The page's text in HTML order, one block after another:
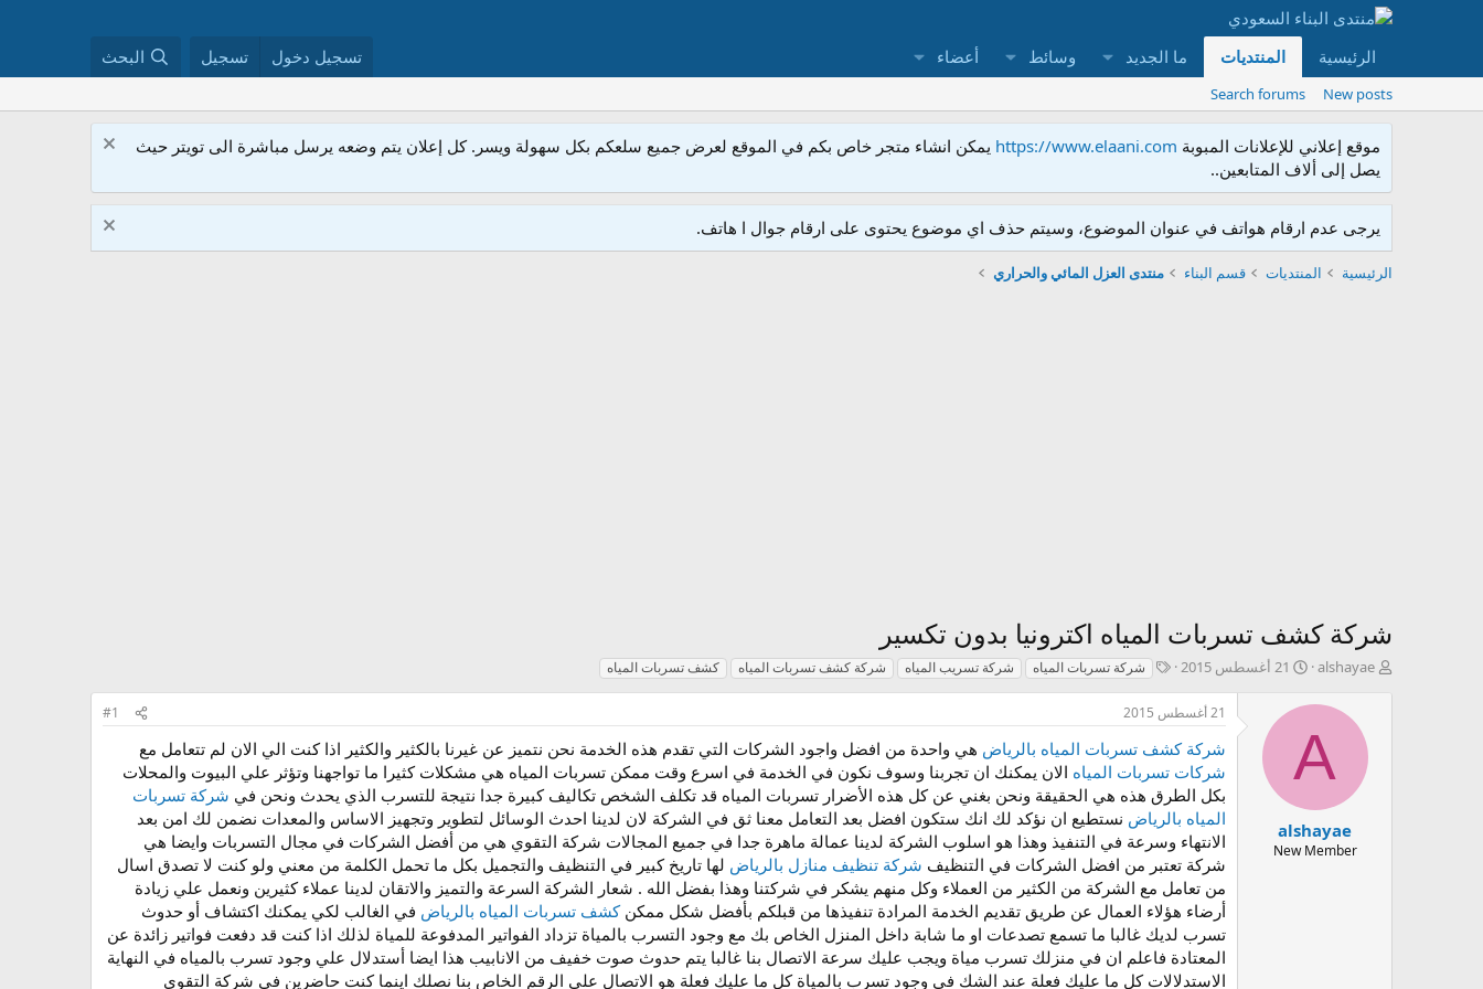
الرئيسية المنتديات ما الجديد وسائط أعضاء تسجيل دخول تسجيل البحث
New posts
Search forums
موقع إعلاني للإعلانات المبوبة https://www.elaani.com يمكن انشاء متجر خاص بكم في الموقع لعرض جميع سلعكم بكل سهولة ويسر. كل إعلان يتم وضعه يرسل مباشرة الى تويتر حيث
يصل إلى ألاف المتابعين..
يرجى عدم ارقام هواتف في عنوان الموضوع، وسيتم حذف اي موضوع يحتوى على ارقام جوال ا هاتف.
الرئيسية المنتديات قسم البناء منتدى العزل المائي والحراري
شركة كشف تسربات المياه اكترونيا بدون تكسير
ك
alshayae
ت
إ
ن
ش
21 أغسطس 2015
T
g
s
شركة تسربات المياه شركة تسريب المياه شركة كشف تسربات المياه كشف تسربات المياه
A
alshayae
New Member
21 أغسطس 2015 #1
شركة كشف تسربات المياه بالرياض هي واحدة من افضل واجود الشركات التي تقدم هذه الخدمة نحن نتميز عن غيرنا بالكثير والكثير اذا كنت الي الان لم تتعامل مع
شركات تسربات المياه الان يمكنك ان تجربنا وسوف نكون في الخدمة في اسرع وقت ممكن تسربات المياه هي مشكلات كثيرا ما تواجهنا وتؤثر علي البيوت والمحلات
بكل الطرق هذه هي الحقيقة ونحن بغني عن كل هذه الأضرار تسربات المياه قد تكلف الشخص تكاليف كبيرة جدا نتيجة للتسرب الذي يحدث ونحن في شركة تسربات
المياه بالرياض نستطيع ان نؤكد لك انك ستكون افضل بعد التعامل معنا ثق في الشركة لان لدينا احدث الوسائل لتطوير وتجهيز الاساس والمعدات نضمن لك امن بعد
الانتهاء وسرعة في التنفيذ وهذا هو اسلوب الشركة لدينا عمالة ماهرة جدا في جميع المجالات شركة التقوي هي من أفضل الشركات في مجال التسربات وايضا هي
شركة تعتبر من افضل الشركات في التنظيف شركة تنظيف منازل بالرياض لها تاريخ كبير في التنظيف والتجميل بكل ما تحمل الكلمة من معني ولو كنت لا تصدق اسال
من تعامل مع الشركة من الكثير من العملاء وكل منهم يشكر في شركتنا وهذا بفضل الله . شعار الشركة السرعة والتميز والاتقان لدينا عملاء كثيرين ونعمل علي زيادة
أرضاء هؤلاء العمال عن طريق تقديم الخدمة المرادة تنفيذها من قبلكم بأفضل شكل ممكنكشف تسربات المياه بالرياض في الغالب لكي يمكنك اكتشاف أو حدوث
تسرب لديك غالبا ما تسمع تصدعات او ما شابة داخل المنزل الخاص بك مع وجود التسرب بالمياة تزداد الفواتير المدفوعة للمياة لذلك اذا كنت قد دفعت فواتير زائدة عن
المعتادة فاعلم ان في منزلك تسرب مياة ويجب عليك سرعة الاتصال بنا غالبا يتم حدوث صوت خفيف من الانابيب هذا ايضا أستدلال علي وجود تسرب بالمياه في النهاية
الاستدلالات كل ما عليك فعلة عند الشك في وجود تسرب بالمياة كل ما عليك فعلة هو الاتصال علي الرقم الخاص بنا نصلك اينما كنت حاضرين في شركة التقوي